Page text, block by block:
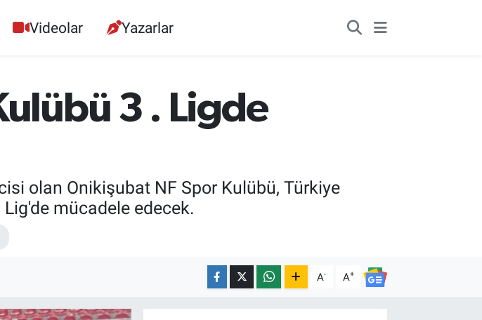
Videolar Yazarlar
3 . Ligde
olan Onikişubat NF Spor Kulübü, Türkiye
mücadele edecek.
A- A+